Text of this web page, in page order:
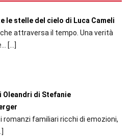
le stelle del cielo di Luca Cameli
attraversa il tempo. Una verità
[…]
Oleandri di Stefanie
romanzi familiari ricchi di emozioni,